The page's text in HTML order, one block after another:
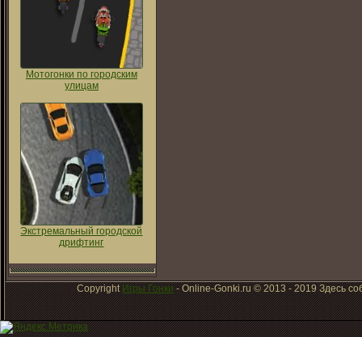
Мотогонки по городским
улицам
Экстремальный городской
дрифтинг
CopyrightИгры Гонки- Online-Gonki.ru © 2013 - 2019 Здесь